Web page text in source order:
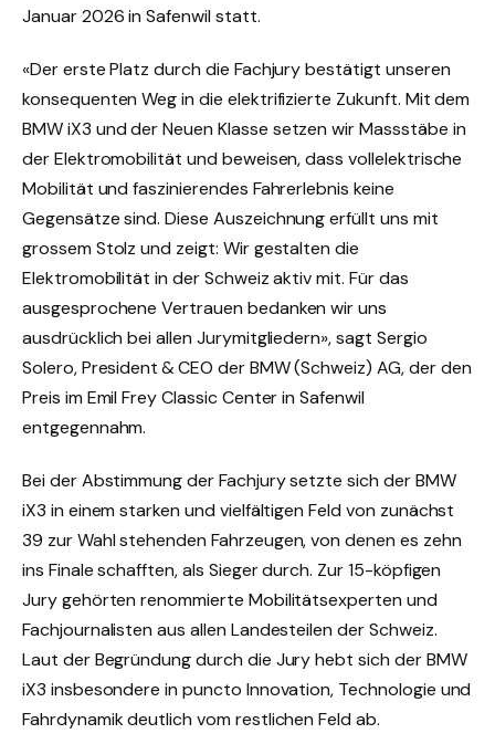
Januar 2026 in Safenwil statt.
«Der erste Platz durch die Fachjury bestätigt unseren
konsequenten Weg in die elektrifizierte Zukunft. Mit dem
BMW iX3 und der Neuen Klasse setzen wir Massstäbe in
der Elektromobilität und beweisen, dass vollelektrische
Mobilität und faszinierendes Fahrerlebnis keine
Gegensätze sind. Diese Auszeichnung erfüllt uns mit
grossem Stolz und zeigt: Wir gestalten die
Elektromobilität in der Schweiz aktiv mit. Für das
ausgesprochene Vertrauen bedanken wir uns
ausdrücklich bei allen Jurymitgliedern», sagt Sergio
Solero, President & CEO der BMW (Schweiz) AG, der den
Preis im Emil Frey Classic Center in Safenwil
entgegennahm.
Bei der Abstimmung der Fachjury setzte sich der BMW
iX3 in einem starken und vielfältigen Feld von zunächst
39 zur Wahl stehenden Fahrzeugen, von denen es zehn
ins Finale schafften, als Sieger durch. Zur 15-köpfigen
Jury gehörten renommierte Mobilitätsexperten und
Fachjournalisten aus allen Landesteilen der Schweiz.
Laut der Begründung durch die Jury hebt sich der BMW
iX3 insbesondere in puncto Innovation, Technologie und
Fahrdynamik deutlich vom restlichen Feld ab.